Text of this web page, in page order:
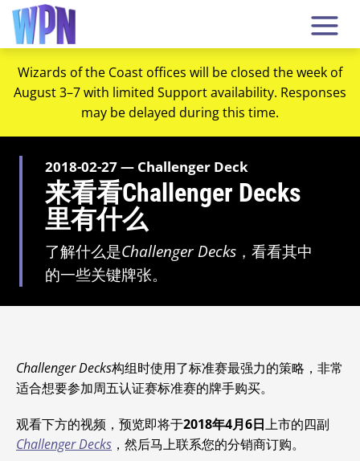
Wizards of the Coast offices will be closed the week of
August 3–7 with limited Support availability. Responses
may be delayed during this time.
2018-02-27 — Challenger Deck
来看看Challenger Decks
里有什么
了解什么是Challenger Decks ，看看其中
的一些关键牌张。
Challenger Decks构组时使用了标准赛最强力的策略，非常
适合想要参加周五认证赛标准赛的牌手购买。
观看下方的视频，预览即将于2018年4月6日上市的四副
Challenger Decks ，然后马上联系您的分销商订购。